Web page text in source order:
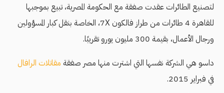
لتصنيع الطائرات عقدت صفقة مع الحكومة المصرية، تبيع بموجبها
للقاهرة 4 طائرات من طراز فالكون 7X، الخاصة بنقل كبار المسؤولين
ورجال الأعمال، بقيمة 300 مليون يورو تقريبًا.
داسو هي الشركة نفسها التي اشترت منها مصر صفقة مقاتلات الرافال
في فبراير 2015.